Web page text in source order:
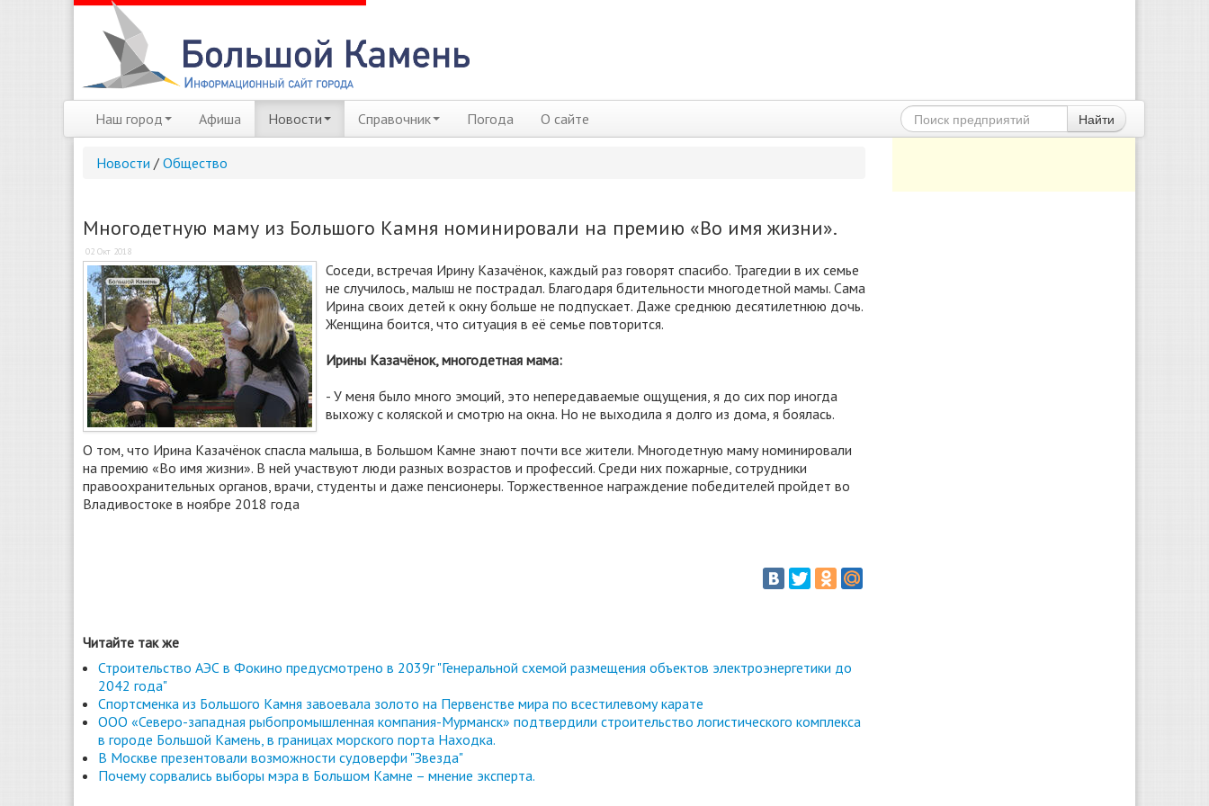
Наш город Афиша Новости Справочник Погода О сайте Найти
Новости / Общество
Многодетную маму из Большого Камня номинировали на премию «Во имя жизни».
02 Окт 2018
Соседи, встречая Ирину Казачёнок, каждый раз говорят спасибо. Трагедии в их семье
не случилось, малыш не пострадал. Благодаря бдительности многодетной мамы. Сама
Ирина своих детей к окну больше не подпускает. Даже среднюю десятилетнюю дочь.
Женщина боится, что ситуация в её семье повторится.
Ирины Казачёнок, многодетная мама:
- У меня было много эмоций, это непередаваемые ощущения, я до сих пор иногда
выхожу с коляской и смотрю на окна. Но не выходила я долго из дома, я боялась.
О том, что Ирина Казачёнок спасла малыша, в Большом Камне знают почти все жители. Многодетную маму номинировали
на премию «Во имя жизни». В ней участвуют люди разных возрастов и профессий. Среди них пожарные, сотрудники
правоохранительных органов, врачи, студенты и даже пенсионеры. Торжественное награждение победителей пройдет во
Владивостоке в ноябре 2018 года
Читайте так же
Строительство АЭС в Фокино предусмотрено в 2039г "Генеральной схемой размещения объектов электроэнергетики до
2042 года"
Спортсменка из Большого Камня завоевала золото на Первенстве мира по всестилевому карате
ООО «Северо-западная рыбопромышленная компания-Мурманск» подтвердили строительство логистического комплекса
в городе Большой Камень, в границах морского порта Находка.
В Москве презентовали возможности судоверфи "Звезда"
Почему сорвались выборы мэра в Большом Камне – мнение эксперта.